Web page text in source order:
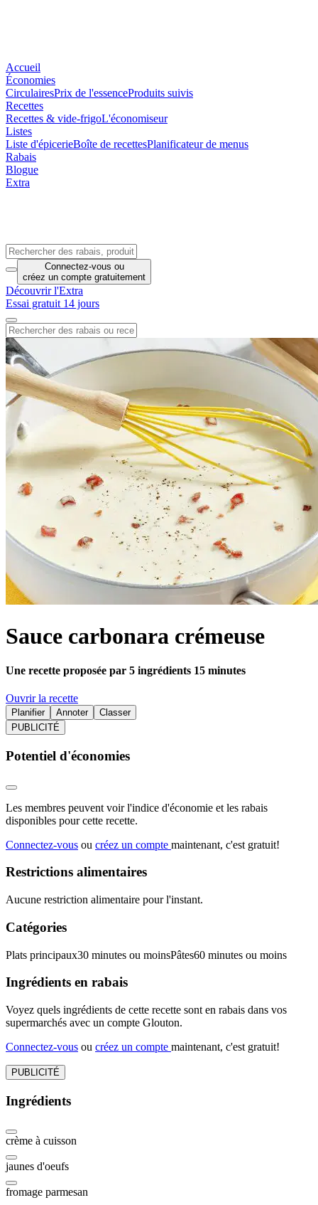
Accueil
Économies
CirculairesPrix de l'essenceProduits suivis
Recettes
Recettes & vide-frigoL'économiseur
Listes
Liste d'épicerieBoîte de recettesPlanificateur de menus
Rabais
Blogue
Extra
Connectez-vous ou
créez un compte gratuitement
Découvrir l'Extra
Essai gratuit 14 jours
Sauce carbonara crémeuse
Une recette proposée par 5 ingrédients 15 minutes
Ouvrir la recette
Planifier Annoter
Classer
PUBLICITÉ
Potentiel d'économies
Les membres peuvent voir l'indice d'économie et les rabais
disponibles pour cette recette.
Connectez-vous ou créez un compte maintenant, c'est gratuit!
Restrictions alimentaires
Aucune restriction alimentaire pour l'instant.
Catégories
Plats principaux30 minutes ou moinsPâtes60 minutes ou moins
Ingrédients en rabais
Voyez quels ingrédients de cette recette sont en rabais dans vos
supermarchés avec un compte Glouton.
Connectez-vous ou créez un compte maintenant, c'est gratuit!
PUBLICITÉ
Ingrédients
crème à cuisson
jaunes d'oeufs
fromage parmesan